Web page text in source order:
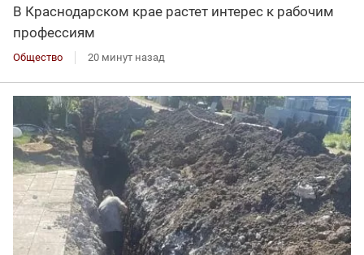
В Краснодарском крае растет интерес к рабочим
профессиям
Общество 20 минут назад